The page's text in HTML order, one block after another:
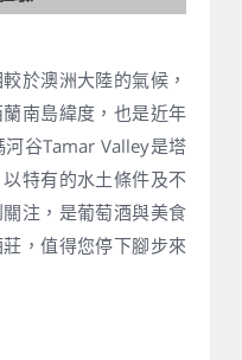
於澳洲大陸的氣候，
南島緯度，也是近年
谷Tamar Valley是塔
特有的水土條件及不
注，是葡萄酒與美食
，值得您停下腳步來